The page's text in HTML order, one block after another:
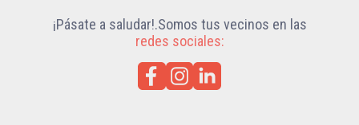
¡Pásate a saludar!.Somos tus vecinos en las
redes sociales: